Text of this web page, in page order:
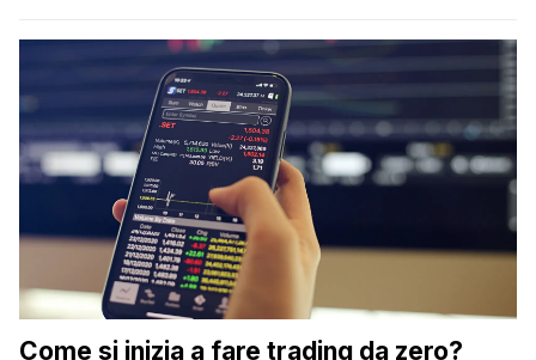
Come si inizia a fare trading da zero?